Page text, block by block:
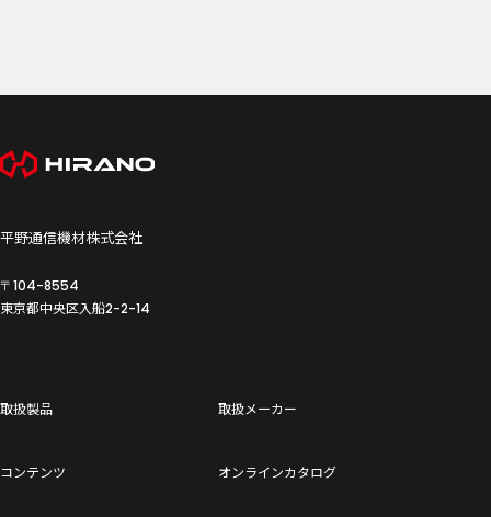
平野通信機材株式会社
〒104-8554
東京都中央区入船2-2-14
取扱製品 取扱メーカー
コンテンツ オンラインカタログ